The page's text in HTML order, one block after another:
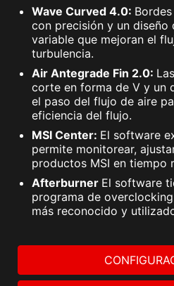
Wave Curved 4.0:
con precisión y un diseño
variable que mejoran el
turbulencia.
Air Antegrade Fin 2.0:
corte en forma de V y un
el paso del flujo de aire
eficiencia del flujo.
MSI Center: El software
permite monitorear,
productos MSI en tiempo
Afterburner El software
programa de
más reconocido y